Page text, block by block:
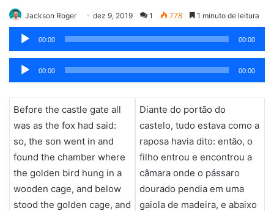
Jackson Roger dez 9, 2019 1 778 1 minuto de leitura
Áudio em Inglês Britânico:Tocador
de
áudio
00:00 00:00
Áudio em Inglês Americano:Tocador
áudio
00:00 00:00
Before the castle gate all
was as the fox had said:
so, the son went in and
found the chamber where
the golden bird hung in a
wooden cage, and below
stood the golden cage, and
Diante do portão do
castelo, tudo estava como a
raposa havia dito: então, o
filho entrou e encontrou a
câmara onde o pássaro
dourado pendia em uma
gaiola de madeira, e abaixo